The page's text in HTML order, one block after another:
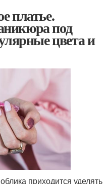
платье.
под
цвета и
приходится уделять